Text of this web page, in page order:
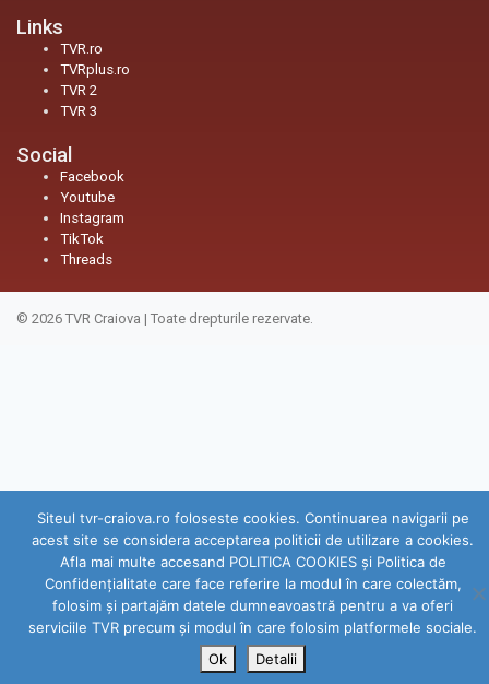
Links
TVR.ro
TVRplus.ro
TVR 2
TVR 3
Social
Facebook
Youtube
Instagram
TikTok
Threads
© 2026 TVR Craiova | Toate drepturile rezervate.
Siteul tvr-craiova.ro foloseste cookies. Continuarea navigarii pe
acest site se considera acceptarea politicii de utilizare a cookies.
Afla mai multe accesand POLITICA COOKIES și Politica de
Confidenţialitate care face referire la modul în care colectăm,
folosim şi partajăm datele dumneavoastră pentru a va oferi
serviciile TVR precum şi modul în care folosim platformele sociale.
Ok
Detalii